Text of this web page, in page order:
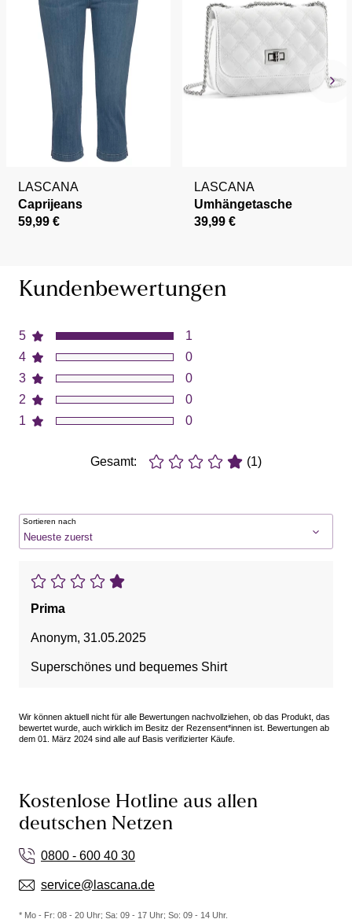
LASCANA
Caprijeans
59,99 €
LASCANA
Umhängetasche
39,99 €
Kundenbewertungen
5
4
3
2
1
1
0
0
0
0
Gesamt: (1)
Sortieren nach
Prima
Anonym, 31.05.2025
Superschönes und bequemes Shirt
Wir können aktuell nicht für alle Bewertungen nachvollziehen, ob das Produkt, das
bewertet wurde, auch wirklich im Besitz der Rezensent*innen ist. Bewertungen ab
dem 01. März 2024 sind alle auf Basis verifizierter Käufe.
Kostenlose Hotline aus allen
deutschen Netzen
0800 - 600 40 30
service@lascana.de
* Mo - Fr: 08 - 20 Uhr; Sa: 09 - 17 Uhr; So: 09 - 14 Uhr.